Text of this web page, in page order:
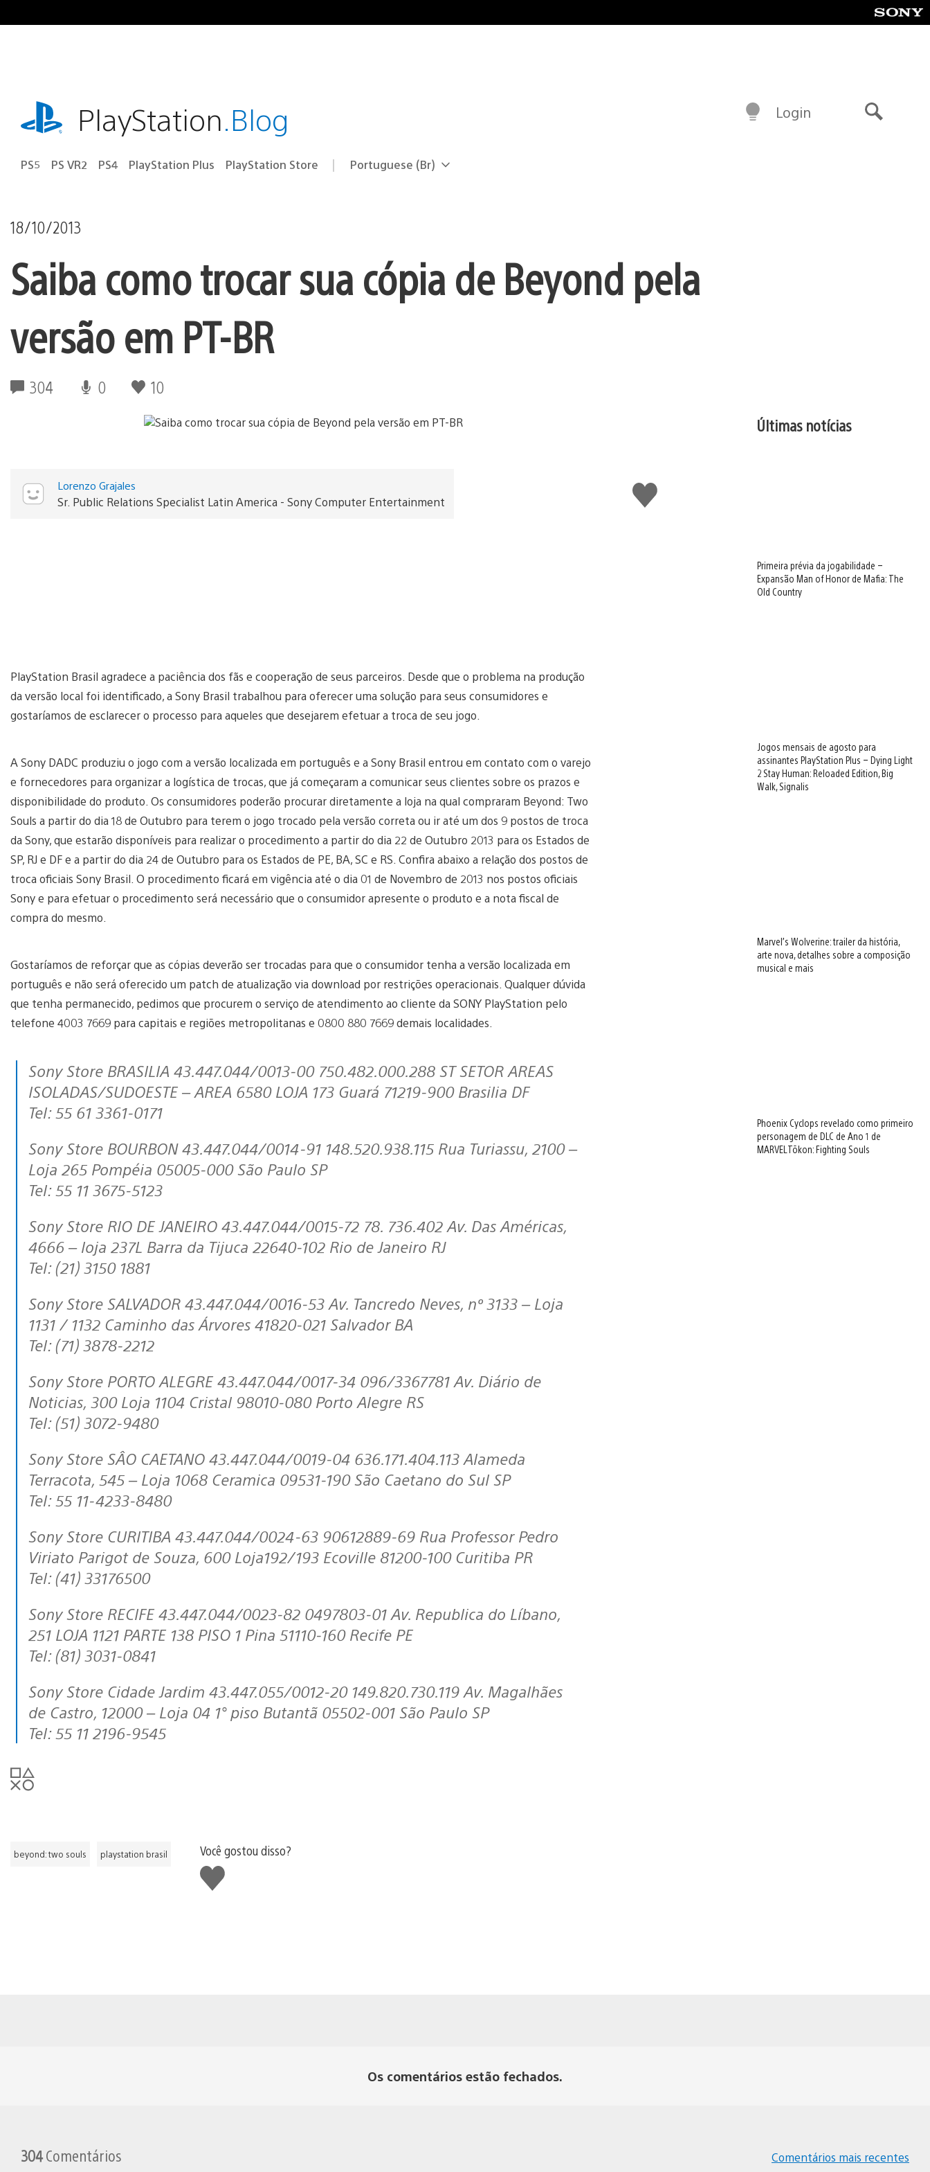
para
playstation.comPlayStation.Blog
PS5 PS VR2 PS4 PlayStation Plus PlayStation Store Selecione
Região
Portuguese (Br)
Login
18/10/2013
Saiba como trocar sua cópia de Beyond pela
versão em PT-BR
304 0 10
Curtir
Lorenzo Grajales
Sr. Public Relations Specialist Latin America - Sony Computer Entertainment
PlayStation Brasil agradece a paciência dos fãs e cooperação de seus parceiros. Desde que o problema na produção
da versão local foi identificado, a Sony Brasil trabalhou para oferecer uma solução para seus consumidores e
gostaríamos de esclarecer o processo para aqueles que desejarem efetuar a troca de seu jogo.
A Sony DADC produziu o jogo com a versão localizada em português e a Sony Brasil entrou em contato com o varejo
e fornecedores para organizar a logística de trocas, que já começaram a comunicar seus clientes sobre os prazos e
disponibilidade do produto. Os consumidores poderão procurar diretamente a loja na qual compraram Beyond: Two
Souls a partir do dia 18 de Outubro para terem o jogo trocado pela versão correta ou ir até um dos 9 postos de troca
da Sony, que estarão disponíveis para realizar o procedimento a partir do dia 22 de Outubro 2013 para os Estados de
SP, RJ e DF e a partir do dia 24 de Outubro para os Estados de PE, BA, SC e RS. Confira abaixo a relação dos postos de
troca oficiais Sony Brasil. O procedimento ficará em vigência até o dia 01 de Novembro de 2013 nos postos oficiais
Sony e para efetuar o procedimento será necessário que o consumidor apresente o produto e a nota fiscal de
compra do mesmo.
Gostaríamos de reforçar que as cópias deverão ser trocadas para que o consumidor tenha a versão localizada em
português e não será oferecido um patch de atualização via download por restrições operacionais. Qualquer dúvida
que tenha permanecido, pedimos que procurem o serviço de atendimento ao cliente da SONY PlayStation pelo
telefone 4003 7669 para capitais e regiões metropolitanas e 0800 880 7669 demais localidades.
Sony Store BRASILIA 43.447.044/0013-00 750.482.000.288 ST SETOR AREAS
ISOLADAS/SUDOESTE – AREA 6580 LOJA 173 Guará 71219-900 Brasilia DF
Tel: 55 61 3361-0171
Sony Store BOURBON 43.447.044/0014-91 148.520.938.115 Rua Turiassu, 2100 –
Loja 265 Pompéia 05005-000 São Paulo SP
Tel: 55 11 3675-5123
Sony Store RIO DE JANEIRO 43.447.044/0015-72 78. 736.402 Av. Das Américas,
4666 – loja 237L Barra da Tijuca 22640-102 Rio de Janeiro RJ
Tel: (21) 3150 1881
Sony Store SALVADOR 43.447.044/0016-53 Av. Tancredo Neves, nº 3133 – Loja
1131 / 1132 Caminho das Árvores 41820-021 Salvador BA
Tel: (71) 3878-2212
Sony Store PORTO ALEGRE 43.447.044/0017-34 096/3367781 Av. Diário de
Noticias, 300 Loja 1104 Cristal 98010-080 Porto Alegre RS
Tel: (51) 3072-9480
Sony Store SÂO CAETANO 43.447.044/0019-04 636.171.404.113 Alameda
Terracota, 545 – Loja 1068 Ceramica 09531-190 São Caetano do Sul SP
Tel: 55 11-4233-8480
Sony Store CURITIBA 43.447.044/0024-63 90612889-69 Rua Professor Pedro
Viriato Parigot de Souza, 600 Loja192/193 Ecoville 81200-100 Curitiba PR
Tel: (41) 33176500
Sony Store RECIFE 43.447.044/0023-82 0497803-01 Av. Republica do Líbano,
251 LOJA 1121 PARTE 138 PISO 1 Pina 51110-160 Recife PE
Tel: (81) 3031-0841
Sony Store Cidade Jardim 43.447.055/0012-20 149.820.730.119 Av. Magalhães
de Castro, 12000 – Loja 04 1° piso Butantã 05502-001 São Paulo SP
Tel: 55 11 2196-9545
beyond: two souls playstation brasil
Você gostou disso?
Curtir
Últimas notícias
Primeira prévia da jogabilidade –
Expansão Man of Honor de Mafia: The
Old Country
Jogos mensais de agosto para
assinantes PlayStation Plus – Dying Light
2 Stay Human: Reloaded Edition, Big
Walk, Signalis
Marvel’s Wolverine: trailer da história,
arte nova, detalhes sobre a composição
musical e mais
Phoenix Cyclops revelado como primeiro
personagem de DLC de Ano 1 de
MARVEL Tōkon: Fighting Souls
Os comentários estão fechados.
304Comentários Comentários mais recentes